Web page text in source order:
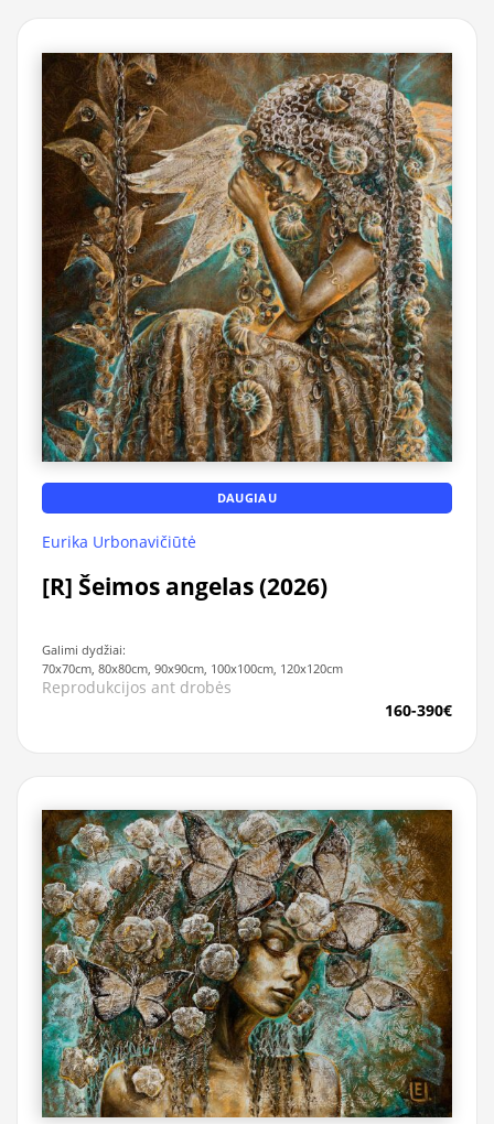
DAUGIAU
Eurika Urbonavičiūtė
[R] Šeimos angelas (2026)
Galimi dydžiai:
70x70cm, 80x80cm, 90x90cm, 100x100cm, 120x120cm
Reprodukcijos ant drobės
160-390€